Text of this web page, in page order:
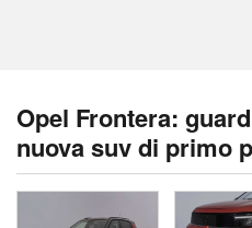
Opel Frontera:
nuova suv di primo